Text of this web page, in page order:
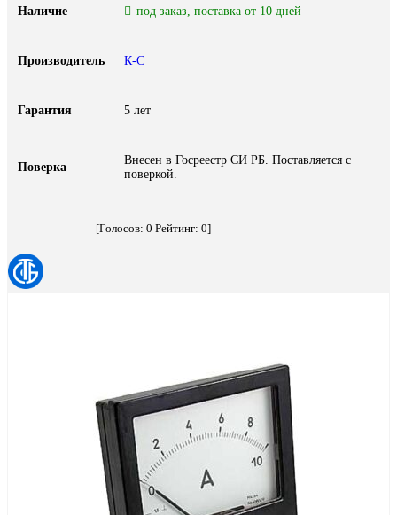
Наличие под заказ, поставка от 10 дней
Производитель К-С
Гарантия 5 лет
Поверка
Внесен в Госреестр СИ РБ. Поставляется с
поверкой.
[Голосов: 0 Рейтинг: 0]